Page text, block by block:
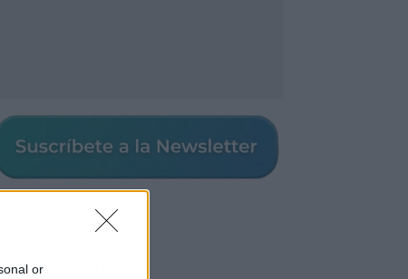
or
más vistos